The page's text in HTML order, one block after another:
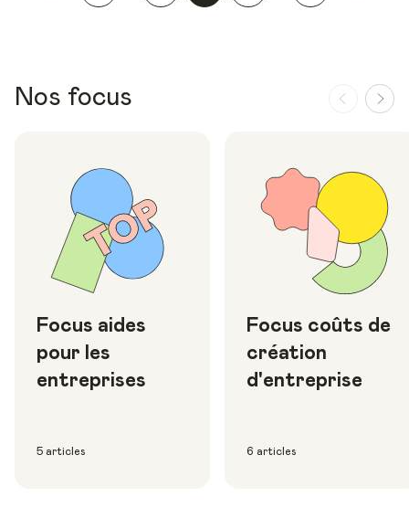
Nos focus
Focus aides
pour les
entreprises
5 articles
Focus coûts de
création
d'entreprise
6 articles